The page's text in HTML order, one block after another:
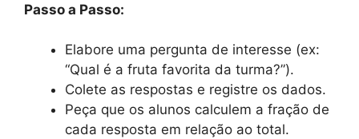
Passo a Passo:
Elabore uma pergunta de interesse (ex:
“Qual é a fruta favorita da turma?”).
Colete as respostas e registre os dados.
Peça que os alunos calculem a fração de
cada resposta em relação ao total.